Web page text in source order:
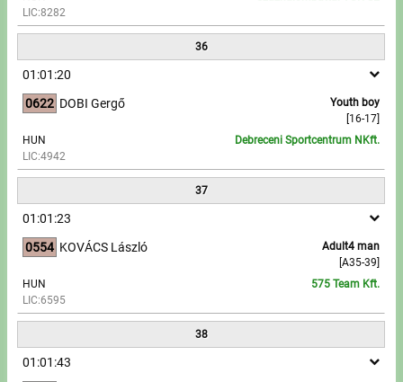
LIC:8282
36
01:01:20
0622
Youth boy
[16-17]
DOBI Gergő
HUN
LIC:4942
Debreceni Sportcentrum NKft.
37
01:01:23
0554
Adult4 man
[A35-39]
KOVÁCS László
HUN
LIC:6595
575 Team Kft.
38
01:01:43